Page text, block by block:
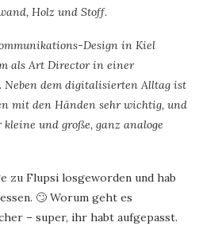
Holz und Stoff.
Design in Kiel
als Art Director in einer
Neben dem digitalisierten Alltag ist
mit den Händen sehr wichtig, und
und große, ganz analoge
zu Flupsi losgeworden und hab
🙄 Worum geht es
– super, ihr habt aufgepasst.